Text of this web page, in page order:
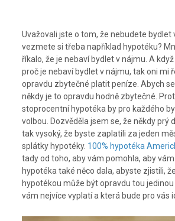
Uvažovali jste o tom, že nebudete bydlet
vezmete si třeba například hypotéku?
říkalo, že je nebaví bydlet v nájmu. A
proč je nebaví bydlet v nájmu, tak oni mi
opravdu zbytečné platit peníze. Abych
někdy je to opravdu hodně zbytečné.
stoprocentní hypotéka by pro každého
volbou. Dozvěděla jsem se, že někdy prý
tak vysoký, že byste zaplatili za jeden
splátky hypotéky. 100% hypotéka
tady od toho, aby vám pomohla, aby
hypotéka také něco dala, abyste zjistili,
hypotékou může být opravdu tou
vám nejvíce vyplatí a která bude pro vás